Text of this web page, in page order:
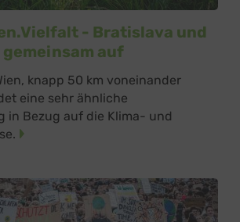
- Bratislava und
gemeinsam auf
knapp 50 km voneinander
eine sehr ähnliche
in Bezug auf die Klima- und